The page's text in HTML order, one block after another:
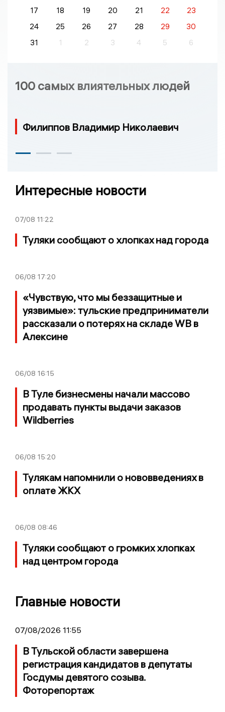
17
18 19 20 21 22
23
24
25 26 27 28 29
30
31
1 2 3 4 5 6
100 самых влиятельных людей
Филиппов Владимир Николаевич
Интересные новости
07/08 11:22
Туляки сообщают о хлопках над города
06/08 17:20
«Чувствую, что мы беззащитные и
уязвимые»: тульские предприниматели
рассказали о потерях на складе WB в
Алексине
06/08 16:15
В Туле бизнесмены начали массово
продавать пункты выдачи заказов
Wildberries
06/08 15:20
Тулякам напомнили о нововведениях в
оплате ЖКХ
06/08 08:46
Туляки сообщают о громких хлопках
над центром города
Главные новости
07/08/2026 11:55
В Тульской области завершена
регистрация кандидатов в депутаты
Госдумы девятого созыва.
Фоторепортаж